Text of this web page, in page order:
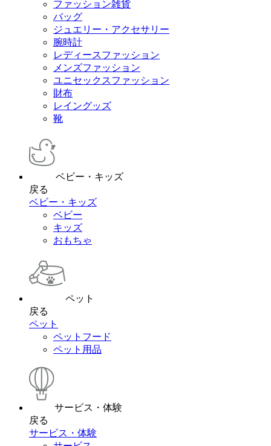
ファッション雑貨
バッグ
ジュエリー・アクセサリー
腕時計
レディースファッション
メンズファッション
ユニセックスファッション
財布
レイングッズ
靴
ベビー・キッズ
戻る
ベビー・キッズ
ベビー
キッズ
おもちゃ
ペット
戻る
ペット
ペットフード
ペット用品
サービス・体験
戻る
サービス・体験